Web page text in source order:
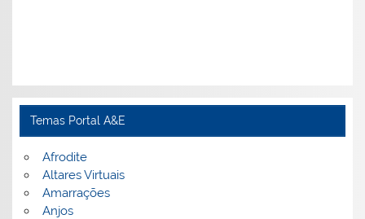
Temas Portal A&E
Afrodite
Altares Virtuais
Amarrações
Anjos